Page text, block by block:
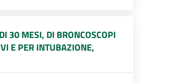
30 MESI, DI BRONCOSCOPI
E PER INTUBAZIONE,